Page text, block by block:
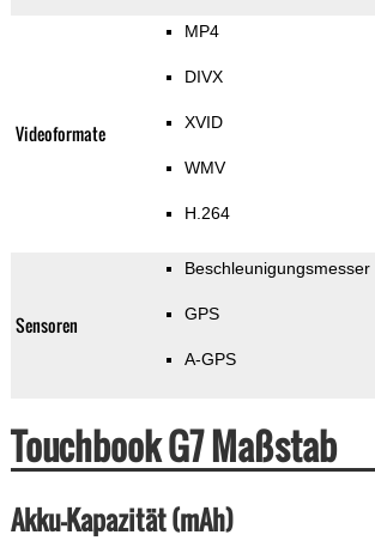
Videoformate
MP4
DIVX
XVID
WMV
H.264
Sensoren
Beschleunigungsmesser
GPS
A-GPS
Touchbook G7 Maßstab
Akku-Kapazität (mAh)